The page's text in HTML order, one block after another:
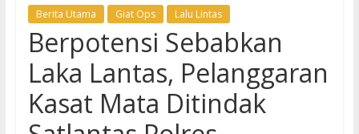
Berita Utama Giat Ops Lalu Lintas
Berpotensi Sebabkan
Laka Lantas, Pelanggaran
Kasat Mata Ditindak